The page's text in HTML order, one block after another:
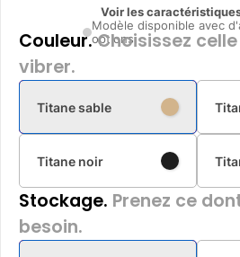
Voir les
Modèle disponible avec
options
Couleur.Choisissez
vibrer.
Titane sable
Titane noir
Stockage. Prenez ce
besoin.